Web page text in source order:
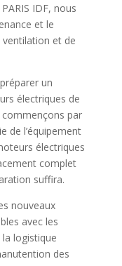
IDF, nous
et le
et de
un
électriques de
par
de l’équipement
électriques
complet
suffira.
nouveaux
avec les
logistique
des